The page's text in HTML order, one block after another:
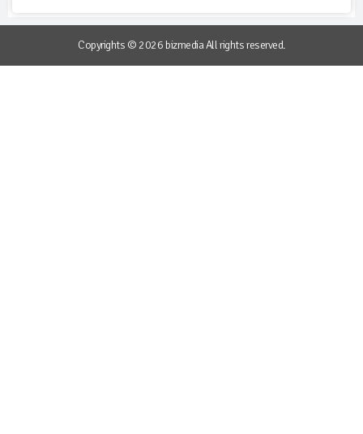
Copyrights © 2026 bizmedia All rights reserved.